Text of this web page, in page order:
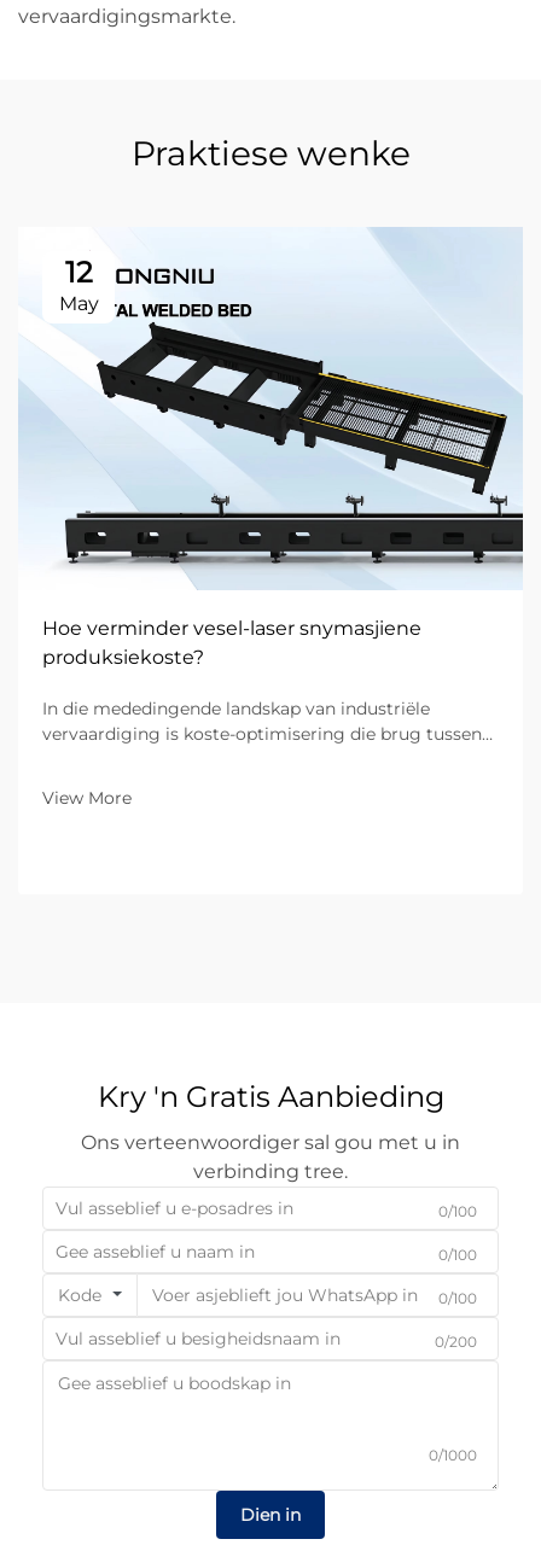
vervaardigingsmarkte.
Praktiese wenke
12
May
Hoe verminder vesel-laser snymasjiene
produksiekoste?
In die mededingende landskap van industriële
vervaardiging is koste-optimisering die brug tussen
spesialiseer in metaalvervaardiging, bepaal die
View More
Kry 'n Gratis Aanbieding
Ons verteenwoordiger sal gou met u in
verbinding tree.
0/100
0/100
Kode 0/100
0/200
0/1000
Dien in